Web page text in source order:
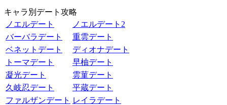
キャラ別デート攻略
ノエルデート
ノエルデート2
バーバラデート
重雲デート
ベネットデート
ディオナデート
トーマデート
早柚デート
凝光デート
雲菫デート
久岐忍デート
平蔵デート
ファルザンデート レイラデート